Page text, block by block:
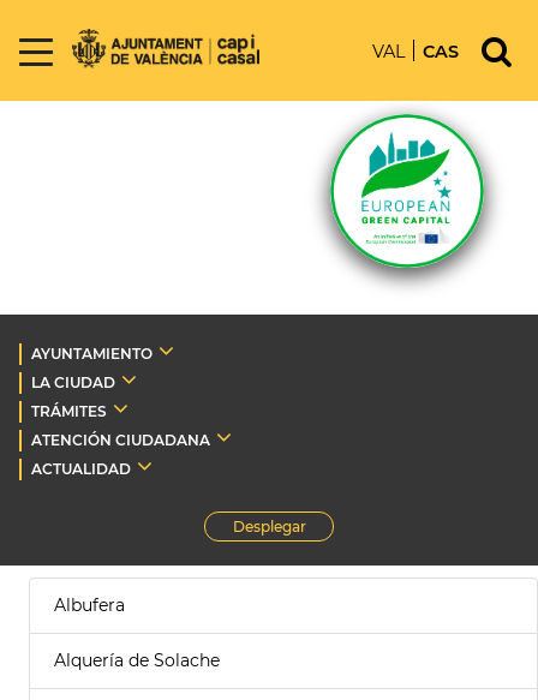
VAL CAS
AYUNTAMIENTO
LA CIUDAD
TRÁMITES
ATENCIÓN CIUDADANA
ACTUALIDAD
Desplegar
Albufera
Alquería de Solache